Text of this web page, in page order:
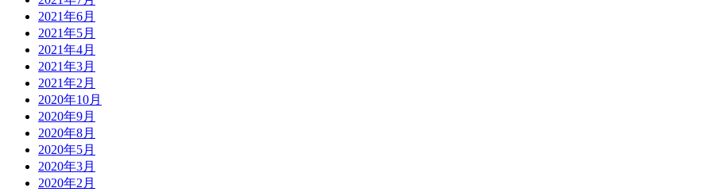
2021年6月
2021年5月
2021年4月
2021年3月
2021年2月
2020年10月
2020年9月
2020年8月
2020年5月
2020年3月
2020年2月